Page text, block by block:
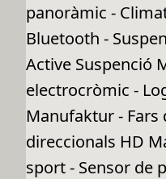
panoràmic -
Bluetooth -
Active Suspenció
electrocròmic -
Manufaktur - Fars
direccionals HD
sport - Sensor de